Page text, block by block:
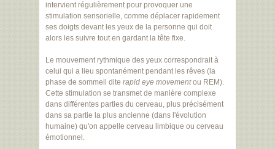
intervient régulièrement pour provoquer une
stimulation sensorielle, comme déplacer rapidement
ses doigts devant les yeux de la personne qui doit
alors les suivre tout en gardant la tête fixe.
Le mouvement rythmique des yeux correspondrait à
celui qui a lieu spontanément pendant les rêves (la
phase de sommeil dite rapid eye movementou REM).
Cette stimulation se transmet de manière complexe
dans différentes parties du cerveau, plus précisément
dans sa partie la plus ancienne (dans l'évolution
humaine) qu'on appelle cerveau limbique ou cerveau
émotionnel.